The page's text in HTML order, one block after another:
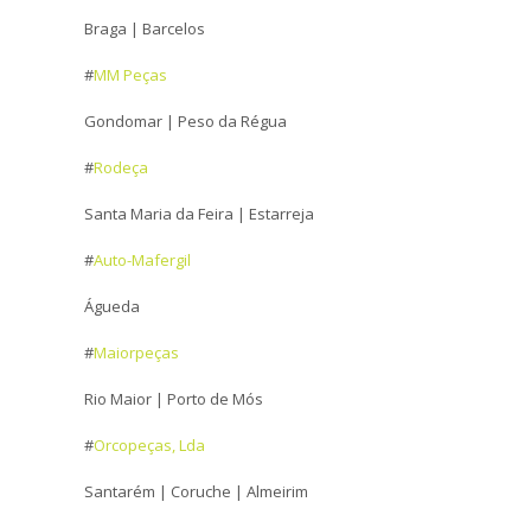
Braga | Barcelos
#MM Peças
Gondomar | Peso da Régua
#Rodeça
Santa Maria da Feira | Estarreja
#Auto-Mafergil
Águeda
#Maiorpeças
Rio Maior | Porto de Mós
#Orcopeças, Lda
Santarém | Coruche | Almeirim